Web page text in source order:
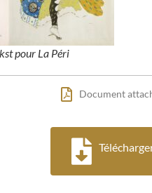
pour La Péri
Document